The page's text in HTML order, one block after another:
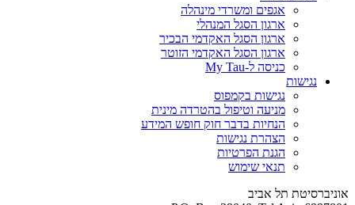
אגפים ומשרדי מינהלה
ארגון הסגל המנהלי
ארגון הסגל האקדמי הבכיר
ארגון הסגל האקדמי הזוטר
כניסה ל-My Tau
נגישות
נגישות בקמפוס
מניעה וטיפול בהטרדה מינית
הנחיות בדבר חוק חופש המידע
הצהרת נגישות
הגנת הפרטיות
תנאי שימוש
אוניברסיטת תל אביב